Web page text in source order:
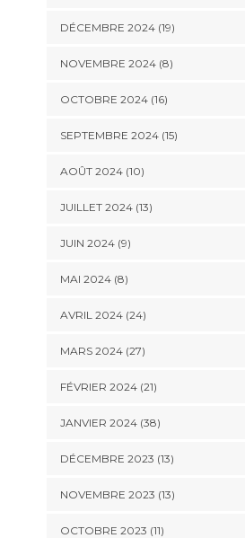
DÉCEMBRE 2024 (19)
NOVEMBRE 2024 (8)
OCTOBRE 2024 (16)
SEPTEMBRE 2024 (15)
AOÛT 2024 (10)
JUILLET 2024 (13)
JUIN 2024 (9)
MAI 2024 (8)
AVRIL 2024 (24)
MARS 2024 (27)
FÉVRIER 2024 (21)
JANVIER 2024 (38)
DÉCEMBRE 2023 (13)
NOVEMBRE 2023 (13)
OCTOBRE 2023 (11)